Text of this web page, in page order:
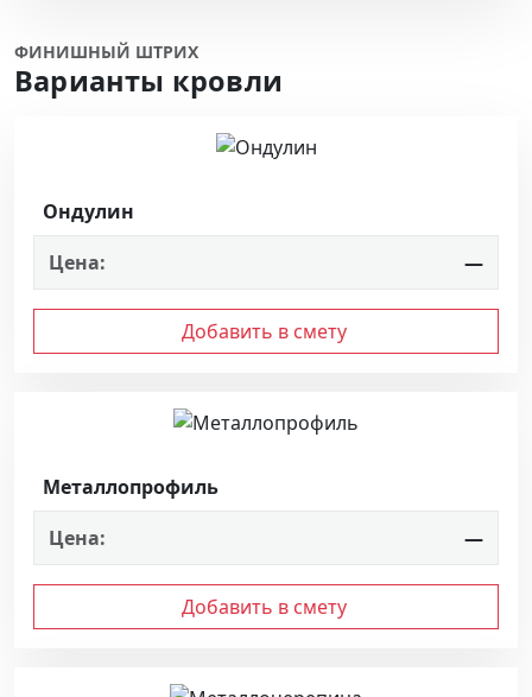
ФИНИШНЫЙ ШТРИХ
Варианты кровли
Ондулин
Цена:
—
Добавить в смету
Металлопрофиль
Цена:
—
Добавить в смету